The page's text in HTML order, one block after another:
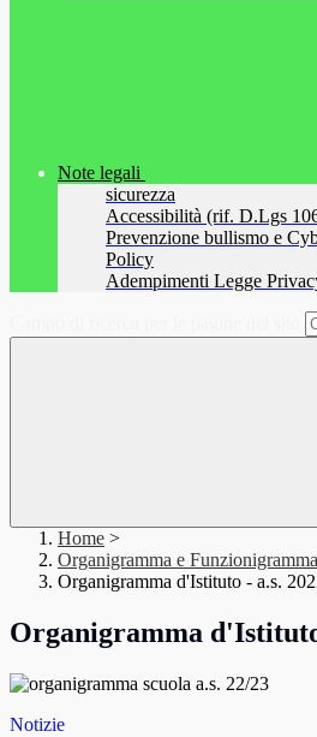
Note legali
sicurezza
Accessibilità (rif. D.Lgs
Prevenzione bullismo e
Policy
Adempimenti Legge
Home >
Organigramma e Funzionigramma
Organigramma d'Istituto - a.s.
Organigramma
Notizie